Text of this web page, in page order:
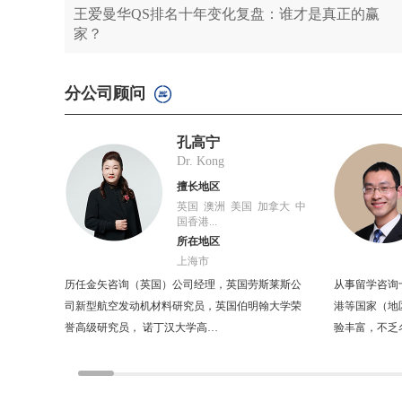
王爱曼华QS排名十年变化复盘：谁才是真正的赢
家？
分公司顾问
孔高宁
Dr. Kong
擅长地区
英国 澳洲 美国 加拿大 中
国香港...
所在地区
上海市
历任金矢咨询（英国）公司经理，英国劳斯莱斯公
司新型航空发动机材料研究员，英国伯明翰大学荣
誉高级研究员， 诺丁汉大学高…
从事留学咨
港等国家（地
验丰富，不